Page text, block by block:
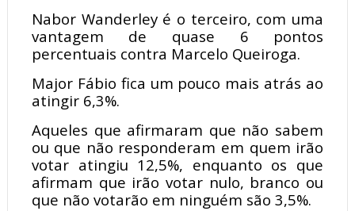
Nabor Wanderley é o terceiro, com uma
vantagem de quase 6 pontos
percentuais contra Marcelo Queiroga.
Major Fábio fica um pouco mais atrás ao
atingir 6,3%.
Aqueles que afirmaram que não sabem
ou que não responderam em quem irão
votar atingiu 12,5%, enquanto os que
afirmam que irão votar nulo, branco ou
que não votarão em ninguém são 3,5%.